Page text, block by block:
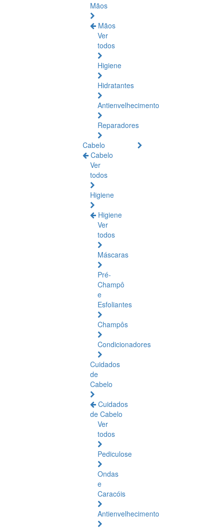
Mãos
Mãos
Ver
todos
Higiene
Hidratantes
Antienvelhecimento
Reparadores
Cabelo
Cabelo
Ver
todos
Higiene
Higiene
Ver
todos
Máscaras
Pré-
Champô
e
Esfoliantes
Champôs
Condicionadores
Cuidados
de
Cabelo
Cuidados
de Cabelo
Ver
todos
Pediculose
Ondas
e
Caracóis
Antienvelhecimento